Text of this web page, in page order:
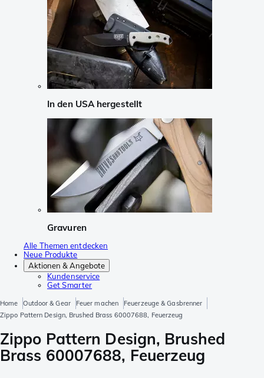
In den USA hergestellt
Gravuren
Alle Themen entdecken
Neue Produkte
Aktionen & Angebote
Kundenservice
Get Smarter
Home Outdoor & Gear Feuer machen
Feuerzeuge & Gasbrenner
Zippo Pattern Design, Brushed Brass 60007688, Feuerzeug
Zippo Pattern Design, Brushed
Brass 60007688, Feuerzeug